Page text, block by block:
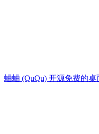
蛐蛐 (QuQu) 开源免费的